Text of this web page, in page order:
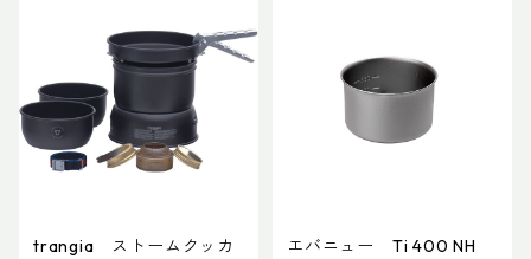
trangia ストームクッカ
エバニュー Ti 400 NH